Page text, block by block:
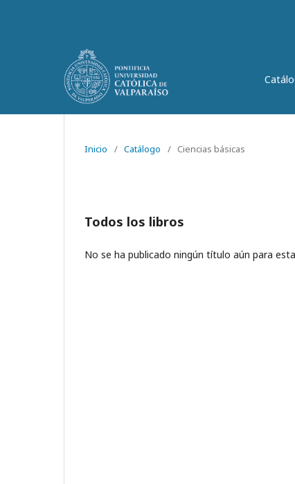
Inicio / Catálogo / Ciencias básicas
Todos los libros
No se ha publicado ningún título aún para